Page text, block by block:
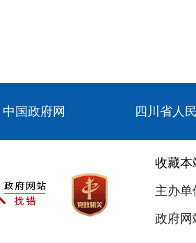
中国政府网 四川省人
收藏本
主办
政府网